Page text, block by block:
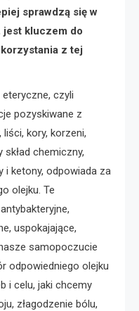
sprawdzą się w
jest kluczem do
z tej
czyli
pozyskiwane z
kory, korzeni,
chemiczny,
i ketony, odpowiada za
olejku. Te
uspokajające,
samopoczucie
odpowiedniego olejku
i celu, jaki chcemy
złagodzenie bólu,